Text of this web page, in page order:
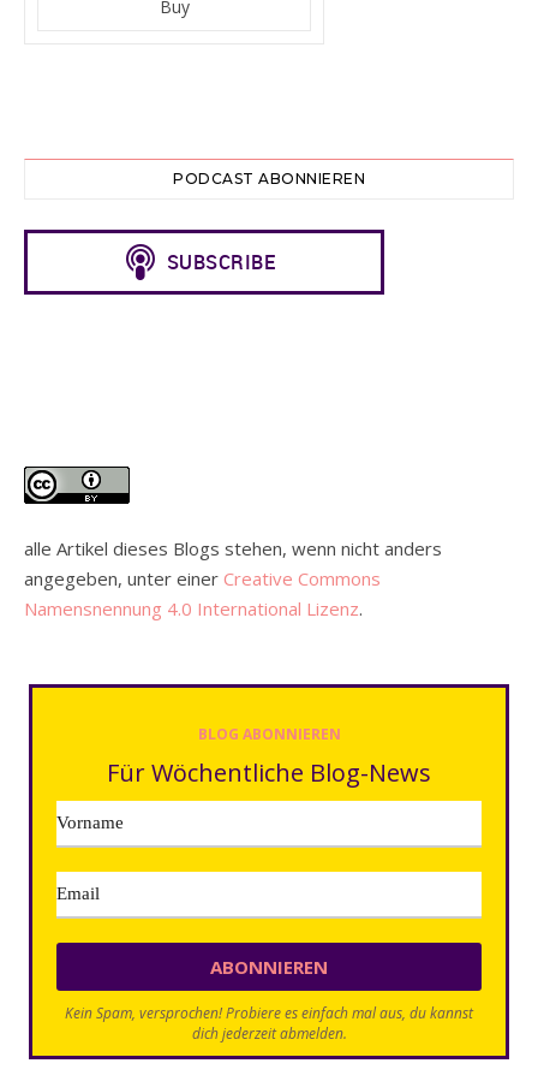
PODCAST ABONNIEREN
alle Artikel dieses Blogs stehen, wenn nicht anders
angegeben, unter einer Creative Commons
Namensnennung 4.0 International Lizenz.
BLOG ABONNIEREN
Für Wöchentliche Blog-News
Kein Spam, versprochen! Probiere es einfach mal aus, du kannst
dich jederzeit abmelden.